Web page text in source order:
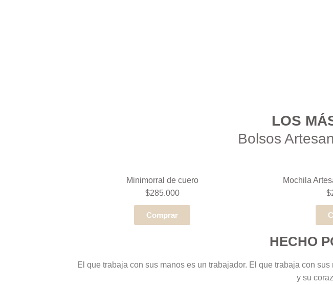
LOS
Bolsos
Minimorral de cuero
$285.000
Comprar
Mochila
HECHO
El que trabaja con sus manos es un trabajador. El que trabaja con
y su